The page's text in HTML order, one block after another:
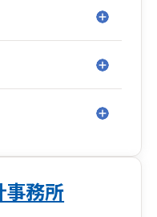
事務所